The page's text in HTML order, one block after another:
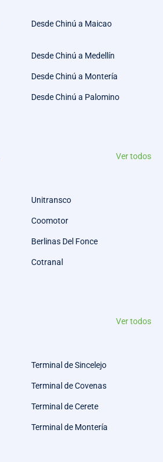
Desde Chinú a Maicao
Desde Chinú a Medellín
Desde Chinú a Montería
Desde Chinú a Palomino
Ver todos
Unitransco
Coomotor
Berlinas Del Fonce
Cotranal
Ver todos
Terminal de Sincelejo
Terminal de Covenas
Terminal de Cerete
Terminal de Montería